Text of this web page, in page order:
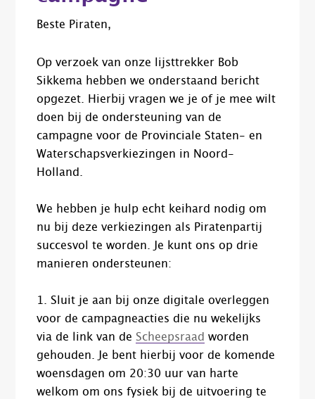
Beste Piraten,
Op verzoek van onze lijsttrekker Bob
Sikkema hebben we onderstaand bericht
opgezet. Hierbij vragen we je of je mee wilt
doen bij de ondersteuning van de
campagne voor de Provinciale Staten- en
Waterschapsverkiezingen in Noord-
Holland.
We hebben je hulp echt keihard nodig om
nu bij deze verkiezingen als Piratenpartij
succesvol te worden. Je kunt ons op drie
manieren ondersteunen:
1. Sluit je aan bij onze digitale overleggen
voor de campagneacties die nu wekelijks
via de link van deScheepsraad worden
gehouden. Je bent hierbij voor de komende
woensdagen om 20:30 uur van harte
welkom om ons fysiek bij de uitvoering te